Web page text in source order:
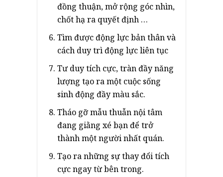
đồng thuận, mở rộng góc nhìn,
chốt hạ ra quyết định …
Tìm được động lực bản thân và
cách duy trì động lực liên tục
Tư duy tích cực, tràn đầy năng
lượng tạo ra một cuộc sống
sinh động đầy màu sắc.
Tháo gỡ mẫu thuẫn nội tâm
đang giằng xé bạn để trở
thành một người nhất quán.
Tạo ra những sự thay đổi tích
cực ngay từ bên trong.